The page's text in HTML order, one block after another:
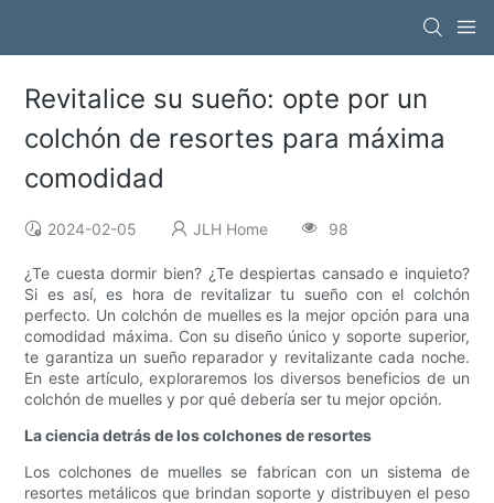
Revitalice su sueño: opte por un
colchón de resortes para máxima
comodidad
2024-02-05 JLH Home 98
¿Te cuesta dormir bien? ¿Te despiertas cansado e inquieto?
Si es así, es hora de revitalizar tu sueño con el colchón
perfecto. Un colchón de muelles es la mejor opción para una
comodidad máxima. Con su diseño único y soporte superior,
te garantiza un sueño reparador y revitalizante cada noche.
En este artículo, exploraremos los diversos beneficios de un
colchón de muelles y por qué debería ser tu mejor opción.
La ciencia detrás de los colchones de resortes
Los colchones de muelles se fabrican con un sistema de
resortes metálicos que brindan soporte y distribuyen el peso